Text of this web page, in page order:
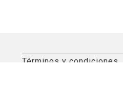
Términos y condiciones